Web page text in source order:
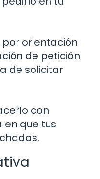
orientación
de petición
de solicitar
con
en que tus